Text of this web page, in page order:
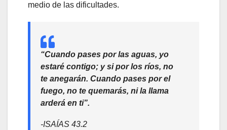
medio de las dificultades.
“Cuando pases por las aguas, yo
estaré contigo; y si por los ríos, no
te anegarán. Cuando pases por el
fuego, no te quemarás, ni la llama
arderá en ti”.
-ISAÍAS 43.2